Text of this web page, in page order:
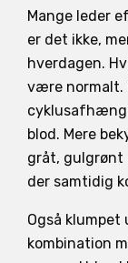
Mange leder
er det ikke,
hverdagen.
være normalt.
blod. Mere
gråt, gulgrønt
der samtidig
Også
kombination